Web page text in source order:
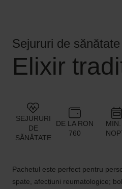
Sejururi de sănătate
Elixir
SEJURURI
DE
SĂNĂTATE
DE LA RON
760
Pachetul este perfect pentru
spate, afecțiuni reumatologice;